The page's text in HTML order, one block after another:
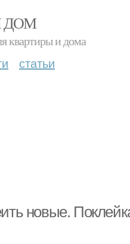
квартиры и дома
статьи
новые.